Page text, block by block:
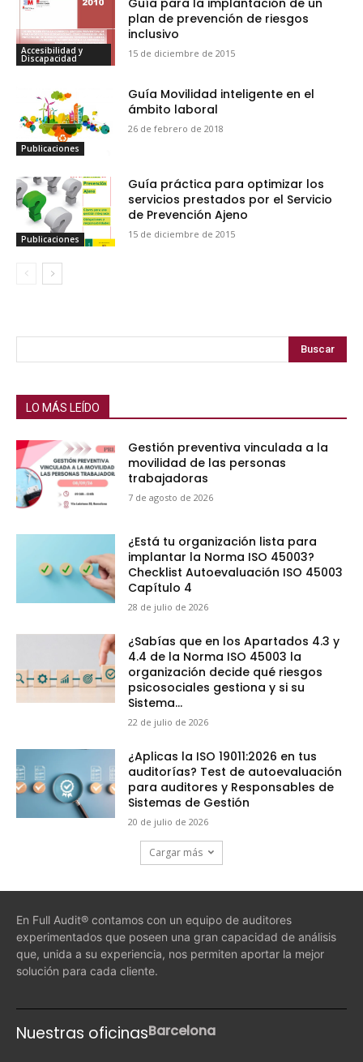
Accesibilidad y
Discapacidad
Guía para la implantación de un
plan de prevención de riesgos
inclusivo
15 de diciembre de 2015
Publicaciones
Guía Movilidad inteligente en el
ámbito laboral
26 de febrero de 2018
Publicaciones
Guía práctica para optimizar los
servicios prestados por el Servicio
de Prevención Ajeno
15 de diciembre de 2015
Buscar
LO MÁS LEÍDO
Gestión preventiva vinculada a la
movilidad de las personas
trabajadoras
7 de agosto de 2026
¿Está tu organización lista para
implantar la Norma ISO 45003?
Checklist Autoevaluación ISO 45003
Capítulo 4
28 de julio de 2026
¿Sabías que en los Apartados 4.3 y
4.4 de la Norma ISO 45003 la
organización decide qué riesgos
psicosociales gestiona y si su
Sistema...
22 de julio de 2026
¿Aplicas la ISO 19011:2026 en tus
auditorías? Test de autoevaluación
para auditores y Responsables de
Sistemas de Gestión
20 de julio de 2026
Cargar más
En Full Audit® contamos con un equipo de auditores
experimentados que poseen una gran capacidad de análisis
que, unida a su experiencia, nos permiten aportar la mejor
solución para cada cliente.
Nuestras oficinasBarcelona